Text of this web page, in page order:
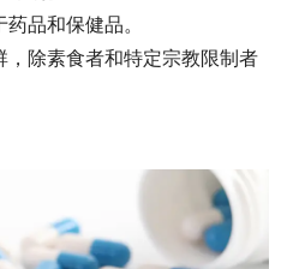
品和保健品。
，除素食者和特定宗教限制者